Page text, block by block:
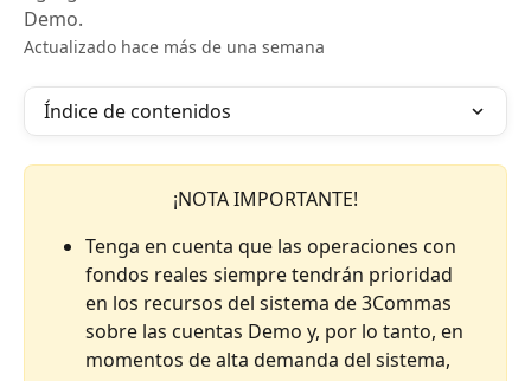
Demo.
Actualizado hace más de una semana
Índice de contenidos
¡NOTA IMPORTANTE!
Tenga en cuenta que las operaciones con
fondos reales siempre tendrán prioridad
en los recursos del sistema de 3Commas
sobre las cuentas Demo y, por lo tanto, en
momentos de alta demanda del sistema,